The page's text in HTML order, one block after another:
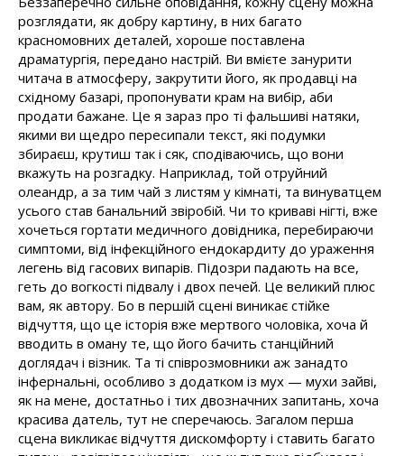
розглядати, як добру картину, в них багато
красномовних деталей, хороше поставлена
драматургія, передано настрій. Ви вмієте занурити
читача в атмосферу, закрутити його, як продавці на
східному базарі, пропонувати крам на вибір, аби
продати бажане. Це я зараз про ті фальшиві натяки,
якими ви щедро пересипали текст, які подумки
збираєш, крутиш так і сяк, сподіваючись, що вони
вкажуть на розгадку. Наприклад, той отруйний
олеандр, а за тим чай з листям у кімнаті, та винуватцем
усього став банальний звіробій. Чи то криваві нігті, вже
хочеться гортати медичного довідника, перебираючи
симптоми, від інфекційного ендокардиту до ураження
легень від гасових випарів. Підозри падають на все,
геть до вогкості підвалу і двох печей. Це великий плюс
вам, як автору. Бо в першій сцені виникає стійке
відчуття, що це історія вже мертвого чоловіка, хоча й
вводить в оману те, що його бачить станційний
доглядач і візник. Та ті співрозмовники аж занадто
інфернальні, особливо з додатком із мух — мухи зайві,
як на мене, достатньо і тих двозначних запитань, хоча
красива датель, тут не сперечаюсь. Загалом перша
сцена викликає відчуття дискомфорту і ставить багато